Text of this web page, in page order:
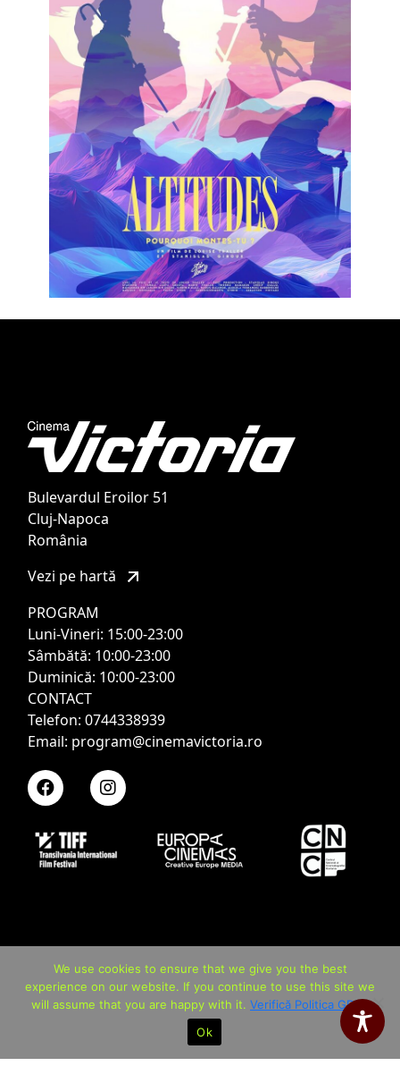
Bulevardul Eroilor 51
Cluj-Napoca
România
Vezi pe hartă
PROGRAM
Luni-Vineri: 15:00-23:00
Sâmbătă: 10:00-23:00
Duminică: 10:00-23:00
CONTACT
Telefon: 0744338939
Email: program@cinemavictoria.ro
We use cookies to ensure that we give you the best
experience on our website. If you continue to use this site we
will assume that you are happy with it. Verifică Politica GDPR
Ok